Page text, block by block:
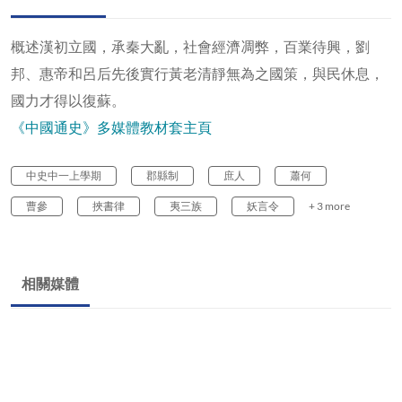
概述漢初立國，承秦大亂，社會經濟凋弊，百業待興，劉
邦、惠帝和呂后先後實行黃老清靜無為之國策，與民休息，
國力才得以復蘇。
《中國通史》多媒體教材套主頁
中史中一上學期 郡縣制 庶人 蕭何
曹參 挾書律 夷三族 妖言令 + 3 more
相關媒體